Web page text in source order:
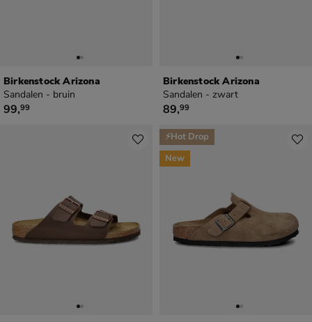
Birkenstock Arizona
Sandalen - bruin
€ 99,99
99,99
Birkenstock Arizona
Sandalen - zwart
€ 89,99
89,99
⚡Hot Drop
New